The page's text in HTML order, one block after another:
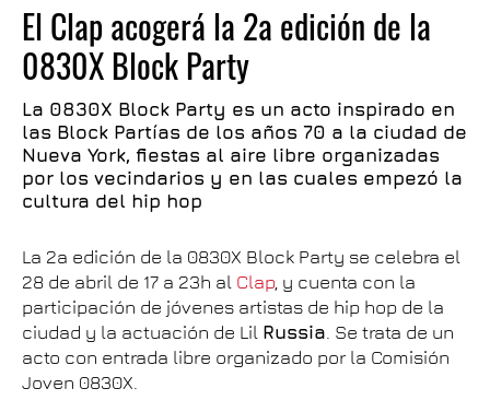
El Clap acogerá la 2a edición de la
0830X Block Party
La 0830X Block Party es un acto inspirado en
las Block Partías de los años 70 a la ciudad de
Nueva York, fiestas al aire libre organizadas
por los vecindarios y en las cuales empezó la
cultura del hip hop
La 2a edición de la 0830X Block Party se celebra el
28 de abril de 17 a 23h al Clap, y cuenta con la
participación de jóvenes artistas de hip hop de la
ciudad y la actuación de Lil Russia. Se trata de un
acto con entrada libre organizado por la Comisión
Joven 0830X.